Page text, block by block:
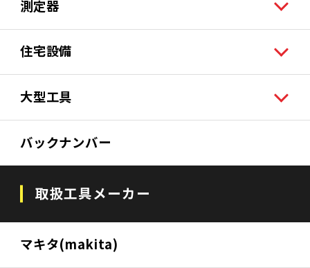
測定器
住宅設備
大型工具
バックナンバー
取扱工具メーカー
マキタ(makita)